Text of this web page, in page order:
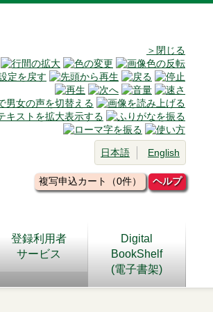
＞閉じる
日本語 English
複写申込カート（0件） ヘルプ
登録利用者
サービス
Digital
BookShelf
(電子書架)